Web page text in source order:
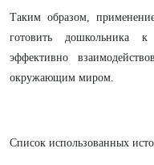
Таким образом,
готовить дошкольника
эффективно
окружающим миром.
Список использованных